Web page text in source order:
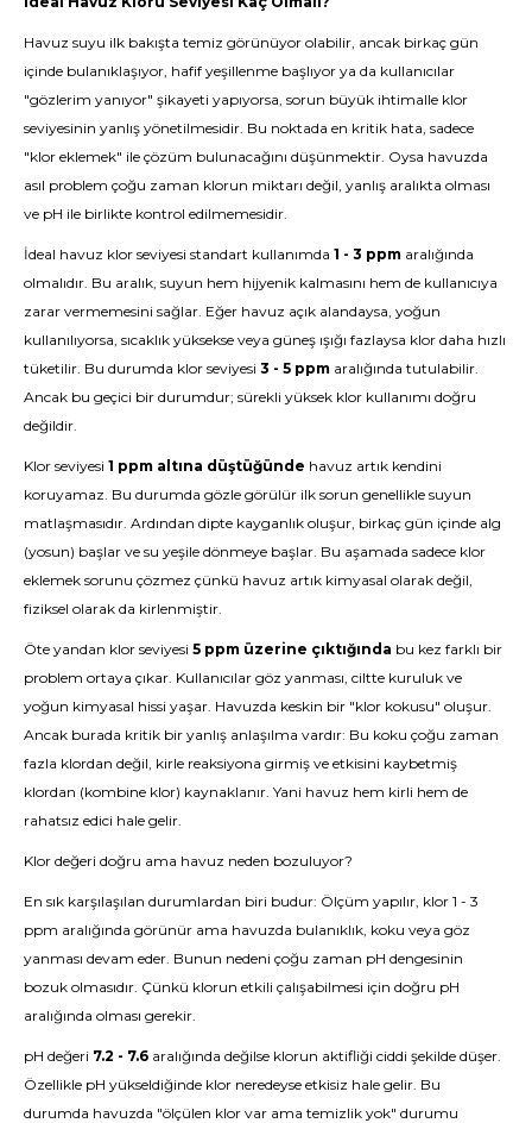
Havuz suyu ilk bakışta temiz görünüyor olabilir, ancak birkaç gün
içinde bulanıklaşıyor, hafif yeşillenme başlıyor ya da kullanıcılar
"gözlerim yanıyor" şikayeti yapıyorsa, sorun büyük ihtimalle klor
seviyesinin yanlış yönetilmesidir. Bu noktada en kritik hata, sadece
"klor eklemek" ile çözüm bulunacağını düşünmektir. Oysa havuzda
asıl problem çoğu zaman klorun miktarı değil, yanlış aralıkta olması
ve pH ile birlikte kontrol edilmemesidir.
İdeal havuz klor seviyesi standart kullanımda 1 - 3 ppm aralığında
olmalıdır. Bu aralık, suyun hem hijyenik kalmasını hem de kullanıcıya
zarar vermemesini sağlar. Eğer havuz açık alandaysa, yoğun
kullanılıyorsa, sıcaklık yüksekse veya güneş ışığı fazlaysa klor daha hızlı
tüketilir. Bu durumda klor seviyesi 3 - 5 ppm aralığında tutulabilir.
Ancak bu geçici bir durumdur; sürekli yüksek klor kullanımı doğru
değildir.
Klor seviyesi 1 ppm altına düştüğünde havuz artık kendini
koruyamaz. Bu durumda gözle görülür ilk sorun genellikle suyun
matlaşmasıdır. Ardından dipte kayganlık oluşur, birkaç gün içinde alg
(yosun) başlar ve su yeşile dönmeye başlar. Bu aşamada sadece klor
eklemek sorunu çözmez çünkü havuz artık kimyasal olarak değil,
fiziksel olarak da kirlenmiştir.
Öte yandan klor seviyesi 5 ppm üzerine çıktığında bu kez farklı bir
problem ortaya çıkar. Kullanıcılar göz yanması, ciltte kuruluk ve
yoğun kimyasal hissi yaşar. Havuzda keskin bir "klor kokusu" oluşur.
Ancak burada kritik bir yanlış anlaşılma vardır: Bu koku çoğu zaman
fazla klordan değil, kirle reaksiyona girmiş ve etkisini kaybetmiş
klordan (kombine klor) kaynaklanır. Yani havuz hem kirli hem de
rahatsız edici hale gelir.
Klor değeri doğru ama havuz neden bozuluyor?
En sık karşılaşılan durumlardan biri budur: Ölçüm yapılır, klor 1 - 3
ppm aralığında görünür ama havuzda bulanıklık, koku veya göz
yanması devam eder. Bunun nedeni çoğu zaman pH dengesinin
bozuk olmasıdır. Çünkü klorun etkili çalışabilmesi için doğru pH
aralığında olması gerekir.
pH değeri 7.2 - 7.6 aralığında değilse klorun aktifliği ciddi şekilde düşer.
Özellikle pH yükseldiğinde klor neredeyse etkisiz hale gelir. Bu
durumda havuzda "ölçülen klor var ama temizlik yok" durumu